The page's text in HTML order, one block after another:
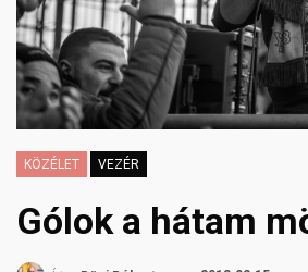
KÖZÉLET VEZÉR
Gólok a hátam